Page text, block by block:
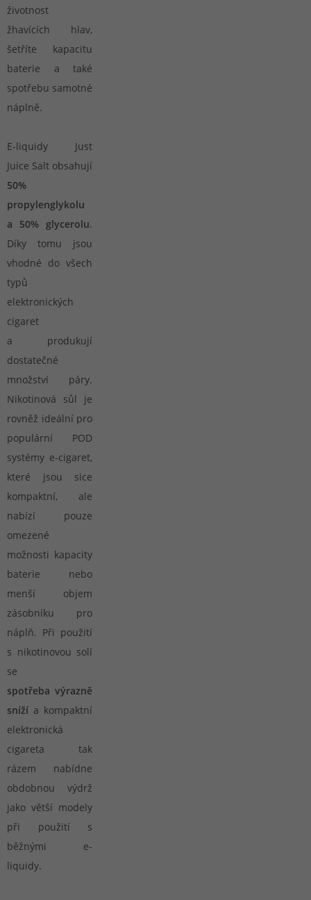
životnost
žhavících hlav,
šetříte kapacitu
baterie a také
spotřebu samotné
náplně.
E-liquidy Just
Juice Salt obsahují
50%
propylenglykolu
a 50% glycerolu.
Díky tomu jsou
vhodné do všech
typů
elektronických
cigaret
a produkují
dostatečné
množství páry.
Nikotinová sůl je
rovněž ideální pro
populární POD
systémy e-cigaret,
které jsou sice
kompaktní, ale
nabízí pouze
omezené
možnosti kapacity
baterie nebo
menší objem
zásobníku pro
náplň. Při použití
s nikotinovou solí
se
spotřeba výrazně
sníží a kompaktní
elektronická
cigareta tak
rázem nabídne
obdobnou výdrž
jako větší modely
při použití s
běžnými e-
liquidy.